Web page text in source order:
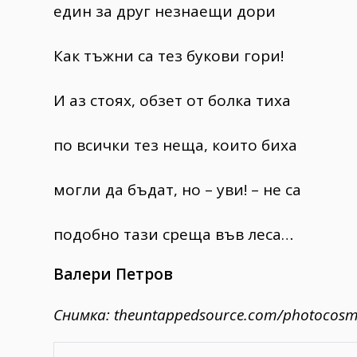
един за друг незнаещи дори
Как тъжни са тез букови гори!
И аз стоях, обзет от болка тиха
по всички тез неща, които биха
могли да бъдат, но – уви! – не са
подобно тази среща във леса…
Валери Петров
Снимка: theuntappedsource.com/